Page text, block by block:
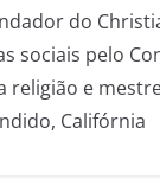
do
sociais pelo
religião e
Califórnia